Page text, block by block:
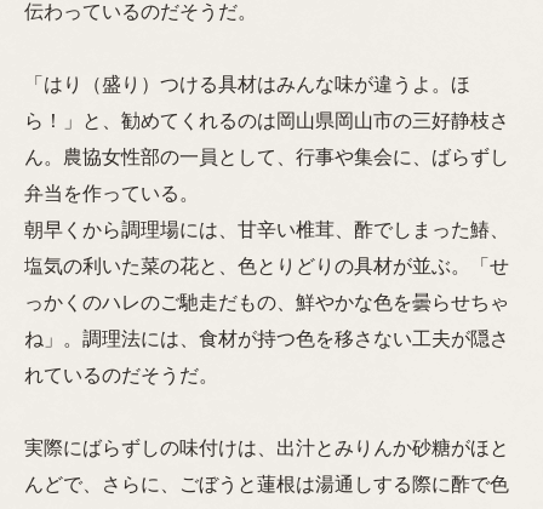
伝わっているのだそうだ。
「はり（盛り）つける具材はみんな味が違うよ。ほ
ら！」と、勧めてくれるのは岡山県岡山市の三好静枝さ
ん。農協女性部の一員として、行事や集会に、ばらずし
弁当を作っている。
朝早くから調理場には、甘辛い椎茸、酢でしまった鰆、
塩気の利いた菜の花と、色とりどりの具材が並ぶ。「せ
っかくのハレのご馳走だもの、鮮やかな色を曇らせちゃ
ね」。調理法には、食材が持つ色を移さない工夫が隠さ
れているのだそうだ。
実際にばらずしの味付けは、出汁とみりんか砂糖がほと
んどで、さらに、ごぼうと蓮根は湯通しする際に酢で色